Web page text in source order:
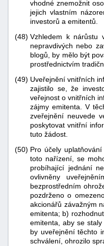
vhodné znemožnit
jejich vlastním
investorů a emitentů.
(48) Vzhledem k nárůstu
nepravdivých nebo
blogů, by mělo být
prostřednictvím
(49) Uveřejnění vnitřních
zajistilo se, že
veřejnost o vnitřních
zájmy emitenta. V
zveřejnění neuvede
poskytovat vnitřní
tuto žádost.
(50) Pro účely
toto nařízení, se
probíhající jednání
ovlivněny
bezprostředním
pozdrženo o
akcionářů závažným
emitenta; b)
emitenta, aby se
by uveřejnění těchto
schválení, ohrozilo